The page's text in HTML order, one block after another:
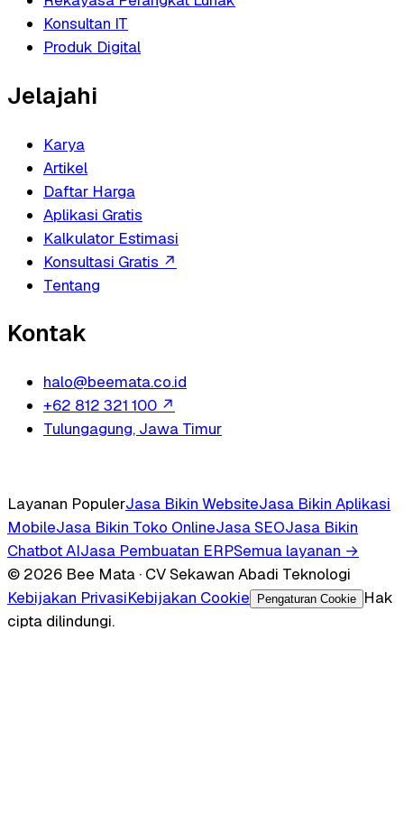
Konsultan IT
Produk Digital
Jelajahi
Karya
Artikel
Daftar Harga
Aplikasi Gratis
Kalkulator Estimasi
Konsultasi Gratis ↗
Tentang
Kontak
halo@beemata.co.id
+62 812 321 100 ↗
Tulungagung, Jawa Timur
Layanan PopulerJasa Bikin WebsiteJasa Bikin Aplikasi
MobileJasa Bikin Toko OnlineJasa SEOJasa Bikin
Chatbot AIJasa Pembuatan ERPSemua layanan →
© 2026 Bee Mata · CV Sekawan Abadi Teknologi
Kebijakan PrivasiKebijakan Cookie Pengaturan Cookie
Hak
cipta dilindungi.